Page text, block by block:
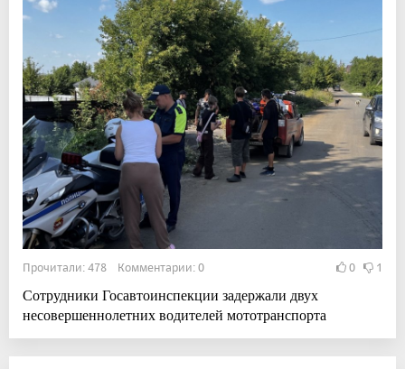
Прочитали: 478 Комментарии: 0 0 1
Сотрудники Госавтоинспекции задержали двух
несовершеннолетних водителей мототранспорта